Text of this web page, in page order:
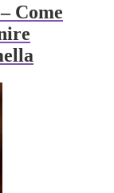
Come